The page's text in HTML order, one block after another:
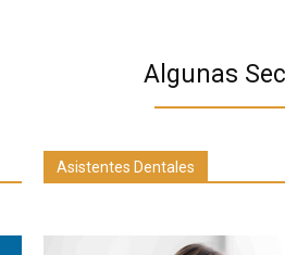
Algunas
Asistentes Dentales